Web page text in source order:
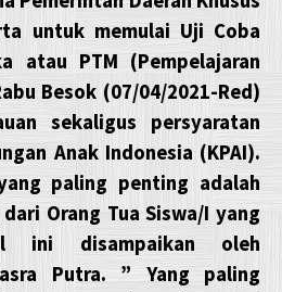
untuk memulai Uji Coba
atau PTM (Pempelajaran
Besok (07/04/2021-Red)
sekaligus persyaratan
Anak Indonesia (KPAI).
paling penting adalah
Orang Tua Siswa/I yang
ini disampaikan oleh
Putra. ” Yang paling